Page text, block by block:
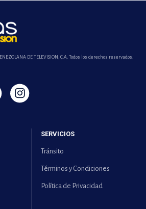
DE TELEVISION, C.A. Todos los derechos reservados.
SERVICIOS
Tránsito
Términos y Condiciones
Política de Privacidad